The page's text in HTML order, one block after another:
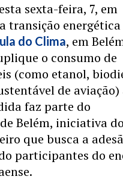
sexta-feira, 7, em
transição energética
do Clima, em
o consumo de
(como etanol,
de aviação)
faz parte do
Belém, iniciativa do
que busca a
participantes do